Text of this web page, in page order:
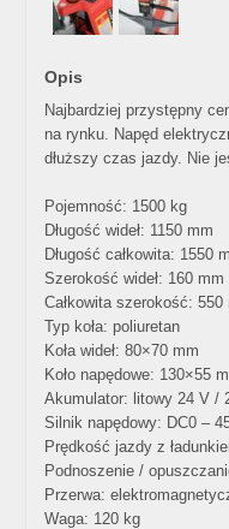
Opis
Najbardziej przystępny
na rynku. Napęd
dłuższy czas jazdy. Nie
Pojemność: 1500 kg
Długość wideł: 1150 mm
Długość całkowita: 1550
Szerokość wideł: 160 mm
Całkowita szerokość: 550
Typ koła: poliuretan
Koła wideł: 80×70 mm
Koło napędowe: 130×55
Akumulator: litowy 24 V /
Silnik napędowy: DC0 –
Prędkość jazdy z
Podnoszenie /
Przerwa:
Waga: 120 kg